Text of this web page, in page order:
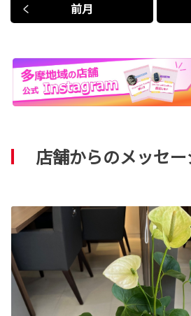
前月
店舗からのメッセ